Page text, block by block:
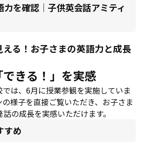
力を確認｜子供英会話アミティ
る！お子さまの英語力と成長
きる！」を実感
は、6月に授業参観を実施していま
様子を直接ご覧いただき、お子さま
の成長を実感いただけます。
すめ